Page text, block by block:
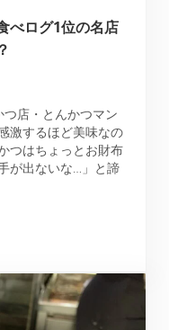
べログ1位の名店
店・とんかつマン
激するほど美味なの
つはちょっとお財布
が出ないな…」と諦
食べログ1位の名店から独立